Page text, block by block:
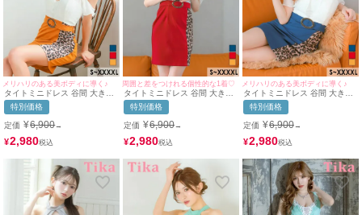
メリハリのある美ボディに導く♪
タイトミニドレス 谷間 大きい
サイズ ストレッチ ホルターネ
ック 肩出し ウエストベルト 豹
柄 ハートカット (MIYABI着用)
[Tika/ティカ]
特別価格
定価 ¥6,900→
¥2,980
周囲と差をつけれる個性的な1着♡
タイトミニドレス 谷間 大きい
サイズ ストレッチ ホルターネ
ック 肩出し ウエストベルト 豹
柄 (若林萌々着用) [Tika/ティカ]
特別価格
定価 ¥6,900→
¥2,980
メリハリのある美ボディに導く♪
タイトミニドレス 谷間 大きい
サイズ ストレッチ ホルターネ
ック 肩出し ウエストベルト レ
オパード (若林萌々着用) [Tika/
ティカ]
特別価格
定価 ¥6,900→
¥2,980